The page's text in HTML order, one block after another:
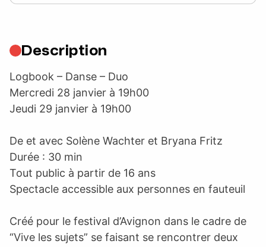
Description
Logbook – Danse – Duo
Mercredi 28 janvier à 19h00
Jeudi 29 janvier à 19h00
De et avec Solène Wachter et Bryana Fritz
Durée : 30 min
Tout public à partir de 16 ans
Spectacle accessible aux personnes en fauteuil
Créé pour le festival d’Avignon dans le cadre de
“Vive les sujets” se faisant se rencontrer deux